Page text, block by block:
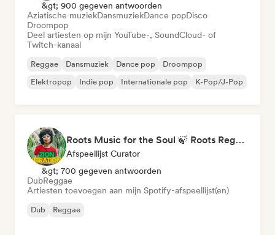
&gt; 900 gegeven antwoorden
Aziatische muziekDansmuziekDance popDisco
Droompop
Deel artiesten op mijn YouTube-, SoundCloud- of
Twitch-kanaal
Reggae Dansmuziek Dance pop
Droompop
Elektropop
Indie pop Internationale pop K-Pop/J-Pop
Roots Music for the Soul 🍃 Roots Reggae, Dub & Dancehall
Afspeellijst Curator
&gt; 700 gegeven antwoorden
DubReggae
Artiesten toevoegen aan mijn Spotify-afspeellijst(en)
Dub Reggae